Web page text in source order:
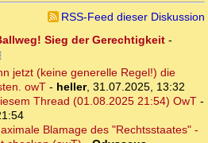
RSS-Feed dieser Diskussion
Sieg der Gerechtigkeit-
jetzt (keine generelle Regel!) die
owT - heller, 31.07.2025, 13:32
Thread (01.08.2025 21:54) OwT-
Blamage des "Rechtsstaates" -